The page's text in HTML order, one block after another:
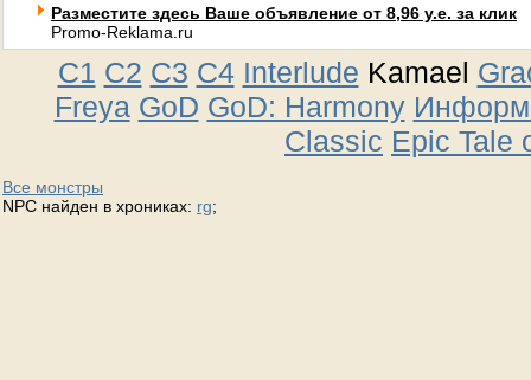
Разместите здесь Ваше объявление от 8,96 у.е. за клик
Promo-Reklama.ru
C1 C2 C3 C4 Interlude Kamael
Freya GoD GoD: Harmony
Classic Epic Tale
Все монстры
NPC найден в хрониках: rg;